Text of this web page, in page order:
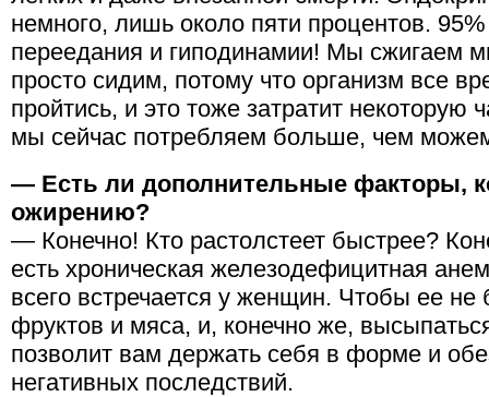
немного, лишь около пяти процентов. 95%
переедания и гиподинамии! Мы сжигаем
просто сидим, потому что организм все
пройтись, и это тоже затратит некоторую
мы сейчас потребляем больше, чем можем
— Есть ли дополнительные факторы,
ожирению?
— Конечно! Кто растолстеет быстрее?
есть хроническая железодефицитная
всего встречается у женщин. Чтобы ее не
фруктов и мяса, и, конечно же,
позволит вам держать себя в форме и
негативных последствий.